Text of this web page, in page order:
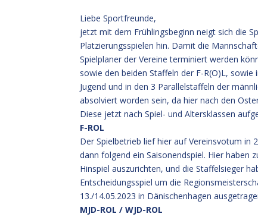
Liebe Sportfreunde,
jetzt mit dem Frühlingsbeginn neigt sich die
Platzierungsspielen hin. Damit die
Spielplaner der Vereine terminiert werden
sowie den beiden Staffeln der F-R(O)L,
Jugend und in den 3 Parallelstaffeln der
absolviert worden sein, da hier nach den
Diese jetzt nach Spiel- und Altersklassen
F-ROL
Der Spielbetrieb lief hier auf Vereinsvotum in
dann folgend ein Saisonendspiel. Hier haben
Hinspiel auszurichten, und die Staffelsieger
Entscheidungsspiel um die
13./14.05.2023 in Dänischenhagen
MJD-ROL / WJD-ROL